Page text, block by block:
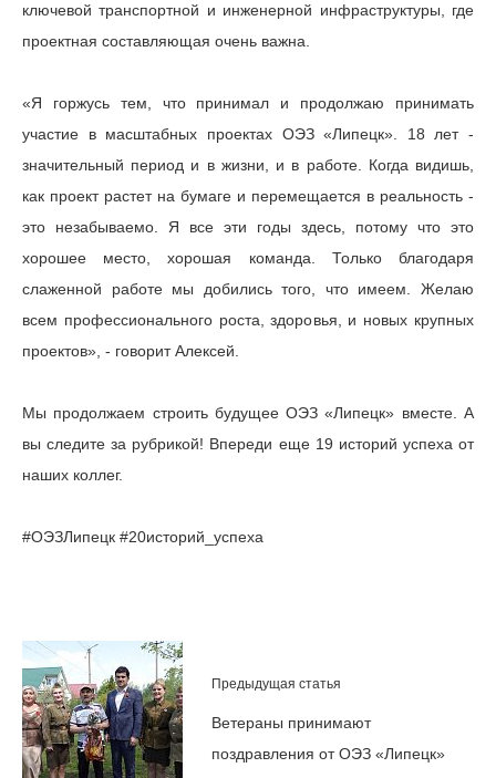
ключевой транспортной и инженерной инфраструктуры, где
проектная составляющая очень важна.
«Я горжусь тем, что принимал и продолжаю принимать
участие в масштабных проектах ОЭЗ «Липецк». 18 лет -
значительный период и в жизни, и в работе. Когда видишь,
как проект растет на бумаге и перемещается в реальность -
это незабываемо. Я все эти годы здесь, потому что это
хорошее место, хорошая команда. Только благодаря
слаженной работе мы добились того, что имеем. Желаю
всем профессионального роста, здоровья, и новых крупных
проектов», - говорит Алексей.
Мы продолжаем строить будущее ОЭЗ «Липецк» вместе. А
вы следите за рубрикой! Впереди еще 19 историй успеха от
наших коллег.
#ОЭЗЛипецк #20историй_успеха
Предыдущая статья
Ветераны принимают
поздравления от ОЭЗ «Липецк»